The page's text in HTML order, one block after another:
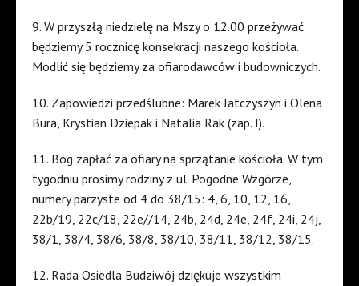
9. W przyszłą niedzielę na Mszy o 12.00 przeżywać
będziemy 5 rocznicę konsekracji naszego kościoła.
Modlić się będziemy za ofiarodawców i budowniczych.
10. Zapowiedzi przedślubne: Marek Jatczyszyn i Olena
Bura, Krystian Dziepak i Natalia Rak (zap. I).
11. Bóg zapłać za ofiary na sprzątanie kościoła. W tym
tygodniu prosimy rodziny z ul. Pogodne Wzgórze,
numery parzyste od 4 do 38/15: 4, 6, 10, 12, 16,
22b/19, 22c/18, 22e//14, 24b, 24d, 24e, 24f, 24i, 24j,
38/1, 38/4, 38/6, 38/8, 38/10, 38/11, 38/12, 38/15.
12. Rada Osiedla Budziwój dziękuje wszystkim